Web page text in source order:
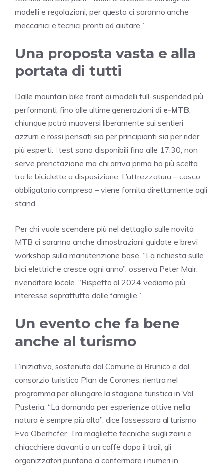
modelli e regolazioni; per questo ci saranno anche
meccanici e tecnici pronti ad aiutare.”
Una proposta vasta e alla
portata di tutti
Dalle mountain bike front ai modelli full-suspended più
performanti, fino alle ultime generazioni di e-MTB,
chiunque potrà muoversi liberamente sui sentieri
azzurri e rossi pensati sia per principianti sia per rider
più esperti. I test sono disponibili fino alle 17:30; non
serve prenotazione ma chi arriva prima ha più scelta
tra le biciclette a disposizione. L’attrezzatura – casco
obbligatorio compreso – viene fornita direttamente agli
stand.
Per chi vuole scendere più nel dettaglio sulle novità
MTB ci saranno anche dimostrazioni guidate e brevi
workshop sulla manutenzione base. “La richiesta sulle
bici elettriche cresce ogni anno”, osserva Peter Mair,
rivenditore locale. “Rispetto al 2024 vediamo più
interesse soprattutto dalle famiglie.”
Un evento che fa bene
anche al turismo
L’iniziativa, sostenuta dal Comune di Brunico e dal
consorzio turistico Plan de Corones, rientra nel
programma per allungare la stagione turistica in Val
Pusteria. “La domanda per esperienze attive nella
natura è sempre più alta”, dice l’assessora al turismo
Eva Oberhofer. Tra magliette tecniche sugli zaini e
chiacchiere davanti a un caffè dopo il trail, gli
organizzatori puntano a confermare i numeri in